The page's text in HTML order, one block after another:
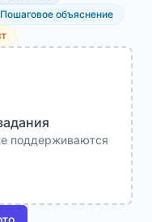
Пошаговое объяснение
поддерживаются